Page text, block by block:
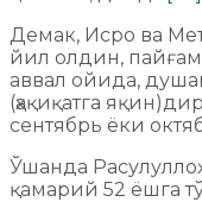
Демак, Исро ва
йил олдин,
аввал ойида,
(ҳақиқатга
сентябрь ёки
Ўшанда Расулуллоҳ
қамарий 52 ёшга